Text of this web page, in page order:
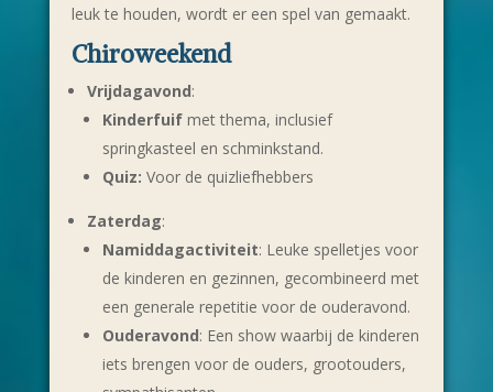
leuk te houden, wordt er een spel van gemaakt.
Chiroweekend
Vrijdagavond:
Kinderfuifmet thema, inclusief
springkasteel en schminkstand.
Quiz: Voor de quizliefhebbers
Zaterdag:
Namiddagactiviteit: Leuke spelletjes voor
de kinderen en gezinnen, gecombineerd met
een generale repetitie voor de ouderavond.
Ouderavond: Een show waarbij de kinderen
iets brengen voor de ouders, grootouders,